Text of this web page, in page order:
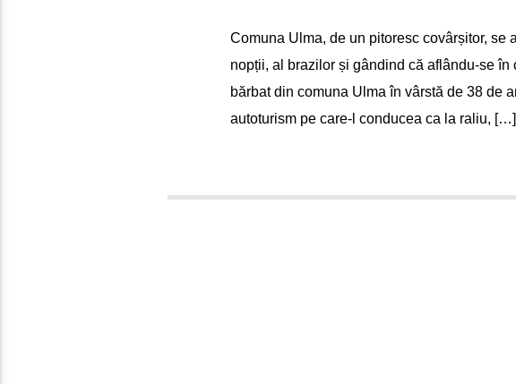
Comuna Ulma, de un pitoresc covârșitor, se
nopții, al brazilor și gândind că aflându-se în
bărbat din comuna Ulma în vârstă de 38 de
autoturism pe care-l conducea ca la raliu, […]